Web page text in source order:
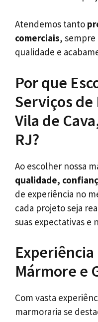
Atendemos tanto
comerciais, sempre
qualidade e
Por que
Serviços
Vila de
RJ?
Ao escolher nossa
qualidade,
de experiência no
cada projeto seja
suas expectativas e
Mármore e
Com vasta
marmoraria se